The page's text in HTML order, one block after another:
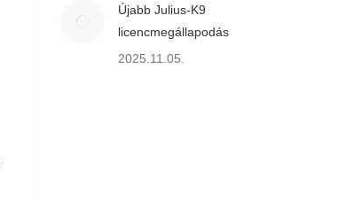
Újabb Julius-K9
licencmegállapodás
2025.11.05.